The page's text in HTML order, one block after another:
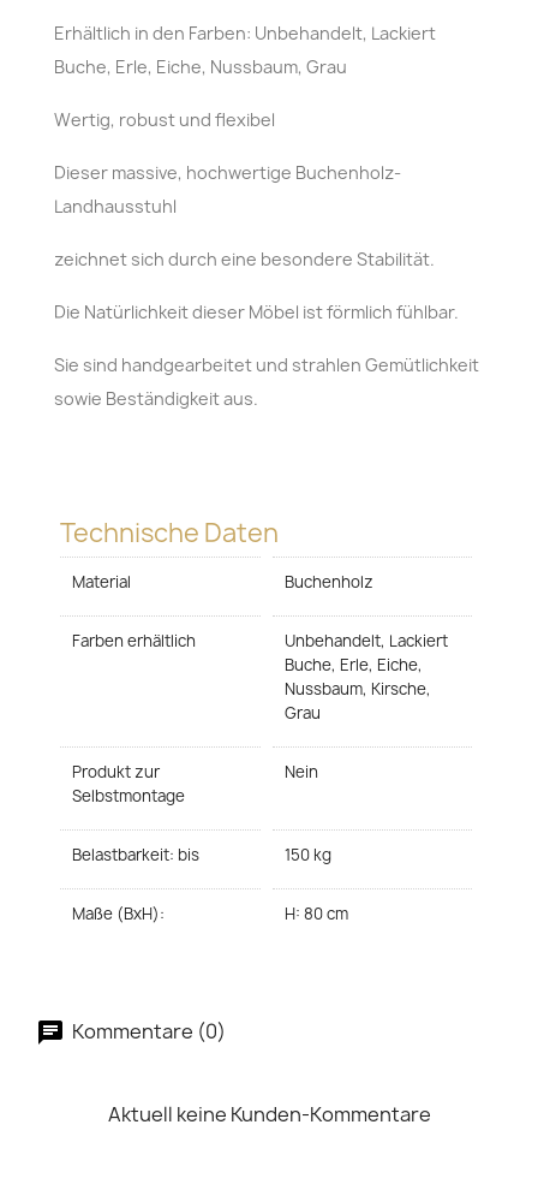
Erhältlich in den Farben: Unbehandelt, Lackiert
Buche, Erle, Eiche, Nussbaum, Grau
Wertig, robust und flexibel
Dieser massive, hochwertige Buchenholz-
Landhausstuhl
zeichnet sich durch eine besondere Stabilität.
Die Natürlichkeit dieser Möbel ist förmlich fühlbar.
Sie sind handgearbeitet und strahlen Gemütlichkeit
sowie Beständigkeit aus.
Technische Daten
Material Buchenholz
Farben erhältlich
Unbehandelt, Lackiert
Buche, Erle, Eiche,
Nussbaum, Kirsche,
Grau
Produkt zur
Selbstmontage
Nein
Belastbarkeit: bis 150 kg
Maße (BxH): H: 80 cm
Kommentare (0)
Aktuell keine Kunden-Kommentare